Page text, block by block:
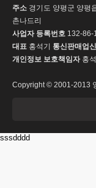
주소 경기도 양평군 양평
촌나드리
사업자 등록번호 132-86-
대표 홍석기 통신판매업
개인정보 보호책임자홍석
Copyright © 2001-2013
sssdddd